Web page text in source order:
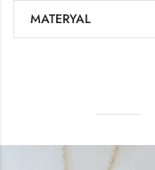
MATERYAL